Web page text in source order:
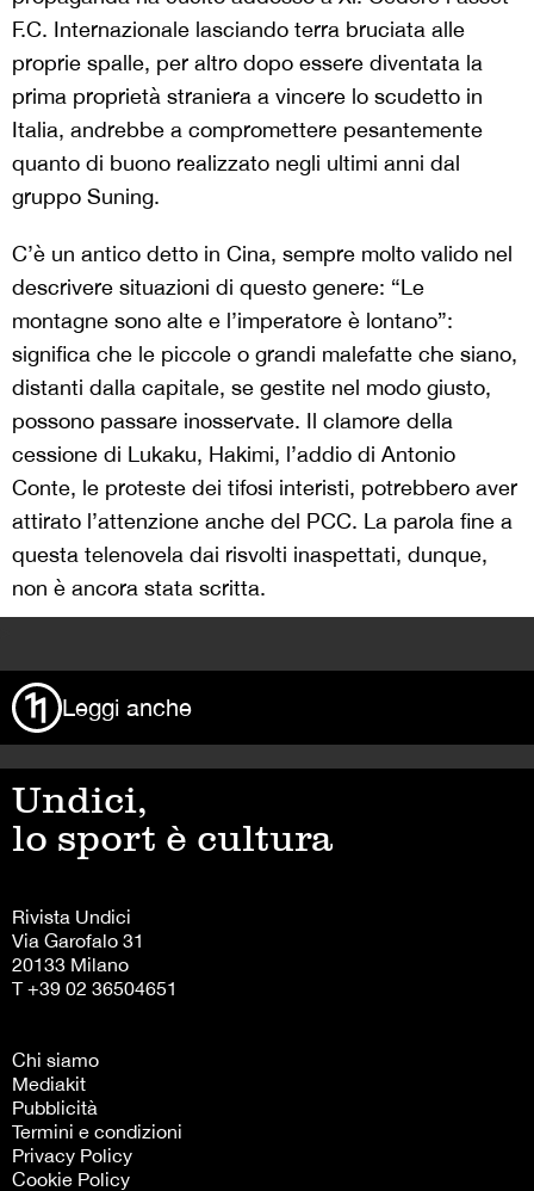
F.C. Internazionale lasciando terra bruciata alle
proprie spalle, per altro dopo essere diventata la
prima proprietà straniera a vincere lo scudetto in
Italia, andrebbe a compromettere pesantemente
quanto di buono realizzato negli ultimi anni dal
gruppo Suning.
C’è un antico detto in Cina, sempre molto valido nel
descrivere situazioni di questo genere: “Le
montagne sono alte e l’imperatore è lontano”:
significa che le piccole o grandi malefatte che siano,
distanti dalla capitale, se gestite nel modo giusto,
possono passare inosservate. Il clamore della
cessione di Lukaku, Hakimi, l’addio di Antonio
Conte, le proteste dei tifosi interisti, potrebbero aver
attirato l’attenzione anche del PCC. La parola fine a
questa telenovela dai risvolti inaspettati, dunque,
non è ancora stata scritta.
Leggi anche
Undici,
lo sport è cultura
Rivista Undici
Via Garofalo 31
20133 Milano
T +39 02 36504651
Chi siamo
Mediakit
Pubblicità
Termini e condizioni
Privacy Policy
Cookie Policy